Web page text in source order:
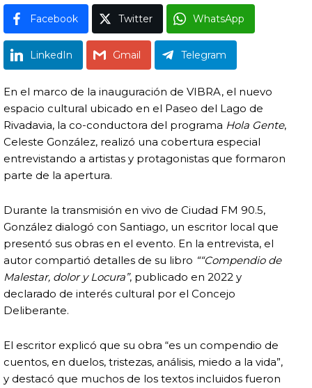
Facebook Twitter WhatsApp
LinkedIn Gmail Telegram
En el marco de la inauguración de VIBRA, el nuevo
espacio cultural ubicado en el Paseo del Lago de
Rivadavia, la co-conductora del programa Hola Gente,
Celeste González, realizó una cobertura especial
entrevistando a artistas y protagonistas que formaron
parte de la apertura.
Durante la transmisión en vivo de Ciudad FM 90.5,
González dialogó con Santiago, un escritor local que
presentó sus obras en el evento. En la entrevista, el
autor compartió detalles de su libro ““Compendio de
Malestar, dolor y Locura”, publicado en 2022 y
declarado de interés cultural por el Concejo
Deliberante.
El escritor explicó que su obra “es un compendio de
cuentos, en duelos, tristezas, análisis, miedo a la vida”,
y destacó que muchos de los textos incluidos fueron